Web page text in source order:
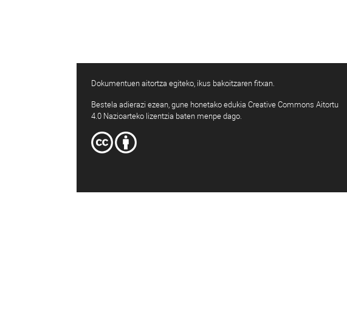
Dokumentuen aitortza egiteko, ikus bakoitzaren fitxan.
Bestela adierazi ezean, gune honetako edukia Creative Commons Aitortu
4.0 Nazioarteko lizentzia baten menpe dago.